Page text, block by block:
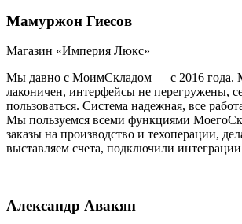
Мамуржон Гиесов
Магазин «Империя Люкс»
Мы давно с МоимСкладом — с 2016 года.
лаконичен, интерфейсы не перегружены,
пользоваться. Система надежная, все
Мы пользуемся всеми функциями
заказы на производство и техоперации,
выставляем счета, подключили
Александр Авакян